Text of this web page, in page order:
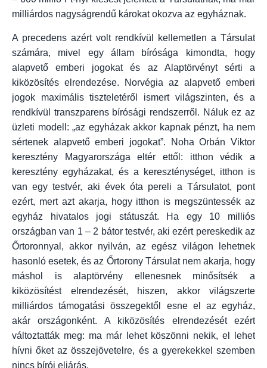
milliárdos nagyságrendű károkat okozva az egyháznak.
A precedens azért volt rendkívül kellemetlen a Társulat
számára, mivel egy állam bírósága kimondta, hogy
alapvető emberi jogokat és az Alaptörvényt sérti a
kiközösítés elrendezése. Norvégia az alapvető emberi
jogok maximális tiszteletéről ismert világszinten, és a
rendkívül transzparens bírósági rendszerről. Náluk ez az
üzleti modell: „az egyházak akkor kapnak pénzt, ha nem
sértenek alapvető emberi jogokat”. Noha Orbán Viktor
keresztény Magyarországa eltér ettől: itthon védik a
keresztény egyházakat, és a kereszténységet, itthon is
van egy testvér, aki évek óta pereli a Társulatot, pont
ezért, mert azt akarja, hogy itthon is megszüntessék az
egyház hivatalos jogi státuszát. Ha egy 10 milliós
országban van 1 – 2 bátor testvér, aki ezért pereskedik az
Őrtoronnyal, akkor nyilván, az egész világon lehetnek
hasonló esetek, és az Őrtorony Társulat nem akarja, hogy
máshol is alaptörvény ellenesnek minősítsék a
kiközösítést elrendezését, hiszen, akkor világszerte
milliárdos támogatási összegektől esne el az egyház,
akár országonként. A kiközösítés elrendezését ezért
változtatták meg: ma már lehet köszönni nekik, el lehet
hívni őket az összejövetelre, és a gyerekekkel szemben
nincs bírói eljárás.